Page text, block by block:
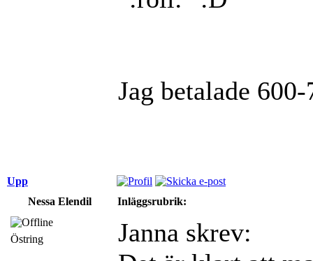
Jag betalade
Upp
Nessa Elendil
Inläggsrubrik:
Östring
Janna skrev: